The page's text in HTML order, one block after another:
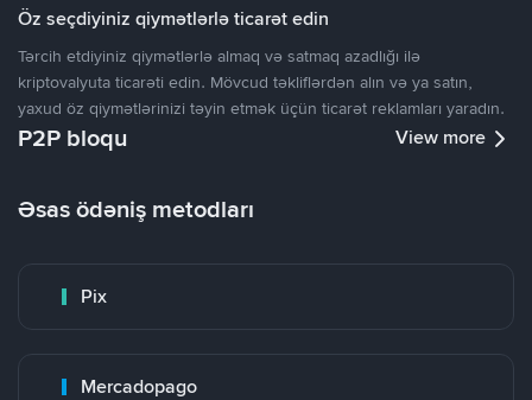
Öz seçdiyiniz qiymətlərlə ticarət edin
Tərcih etdiyiniz qiymətlərlə almaq və satmaq azadlığı ilə
kriptovalyuta ticarəti edin. Mövcud təkliflərdən alın və ya satın,
yaxud öz qiymətlərinizi təyin etmək üçün ticarət reklamları yaradın.
P2P bloqu View more
Əsas ödəniş metodları
Pix
Mercadopago